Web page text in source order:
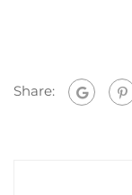
Share: